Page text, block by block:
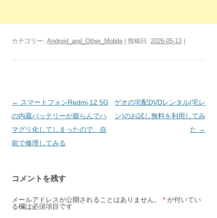
カテゴリー: Android_and_Other_Mobile | 投稿日: 2026-05-13
投
稿
ナ
ビ
シ
ョ
ン
← スマートフォンRedmi 12 5G
の内蔵バッテリーが膨らんでハ
マグリ化してしまったので、自
前で修理してみる
ゲオの宅配DVDレンタル(宅レ
ン)のお試し無料を利用してみ
た →
コメントを残す
メールアドレスが公開されることはありません。 * が付いてい
る欄は必須項目です